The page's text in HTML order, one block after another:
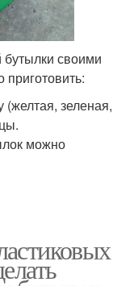
бутылки своими
(желтая, зеленая,
можно